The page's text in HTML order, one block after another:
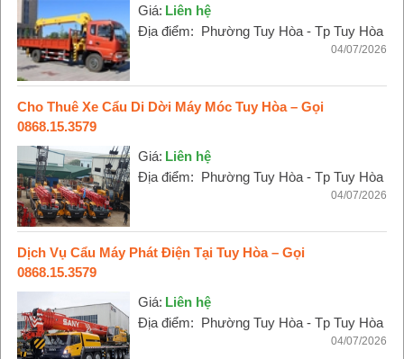
Giá: Liên hệ
Địa điểm: Phường Tuy Hòa - Tp Tuy Hòa
04/07/2026
Cho Thuê Xe Cẩu Di Dời Máy Móc Tuy Hòa – Gọi
0868.15.3579
Giá: Liên hệ
Địa điểm: Phường Tuy Hòa - Tp Tuy Hòa
04/07/2026
Dịch Vụ Cẩu Máy Phát Điện Tại Tuy Hòa – Gọi
0868.15.3579
Giá: Liên hệ
Địa điểm: Phường Tuy Hòa - Tp Tuy Hòa
04/07/2026